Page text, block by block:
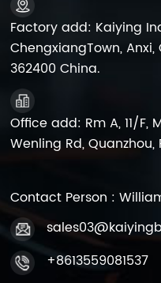
Factory add: Kaiying
ChengxiangTown, Anxi,
362400 China.
Office add: Rm A, 11/F,
Wenling Rd,
Contact Person :
+8613559081537